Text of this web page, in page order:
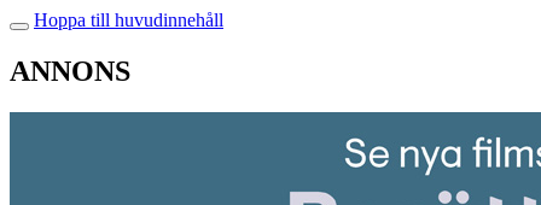
Hoppa till huvudinnehåll
ANNONS